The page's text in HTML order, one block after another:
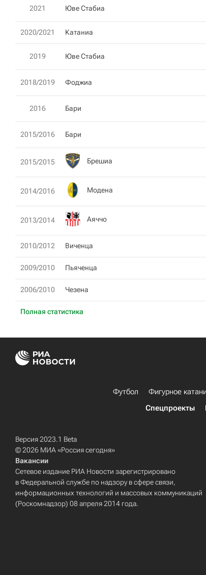
Полная статистика
2021 Юве Стабиа
2020/2021 Катаниа
2019 Юве Стабиа
2018/2019 Фоджиа
2016 Бари
2015/2016 Бари
2015/2015 Брешиа
2014/2016 Модена
2013/2014 Аяччо
2010/2012 Виченца
2009/2010 Пьяченца
2006/2010 Чезена
Футбол Фигурное
Спецпроекты
Версия 2023.1 Beta
© 2026 МИА «Россия сегодня»
Вакансии
Сетевое издание РИА Новости зарегистрировано
в Федеральной службе по надзору в сфере связи,
информационных технологий и массовых коммуникаций
(Роскомнадзор) 08 апреля 2014 года.